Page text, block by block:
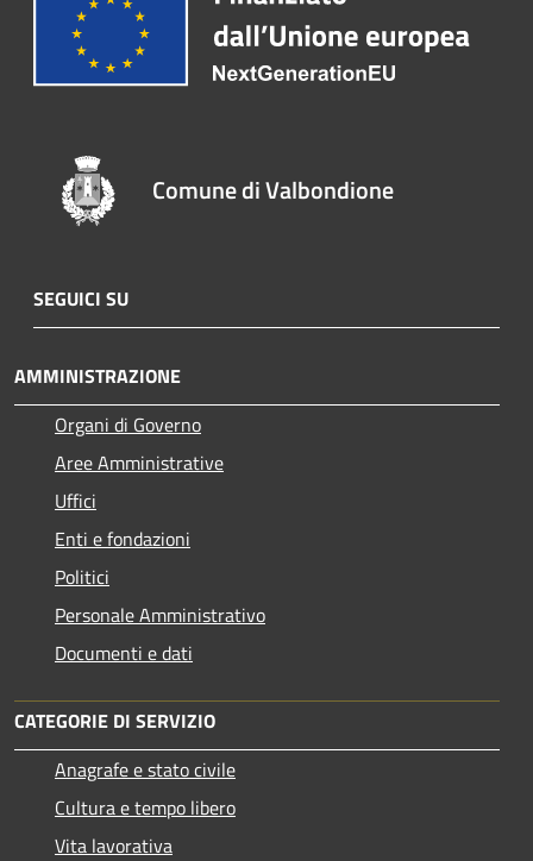
Comune di Valbondione
SEGUICI SU
AMMINISTRAZIONE
Organi di Governo
Aree Amministrative
Uffici
Enti e fondazioni
Politici
Personale Amministrativo
Documenti e dati
CATEGORIE DI SERVIZIO
Anagrafe e stato civile
Cultura e tempo libero
Vita lavorativa